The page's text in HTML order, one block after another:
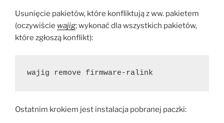
Usunięcie pakietów, które konfliktują z ww. pakietem
(oczywiście wajig; wykonać dla wszystkich pakietów,
które zgłoszą konflikt):
wajig remove firmware-ralink
Ostatnim krokiem jest instalacja pobranej paczki: